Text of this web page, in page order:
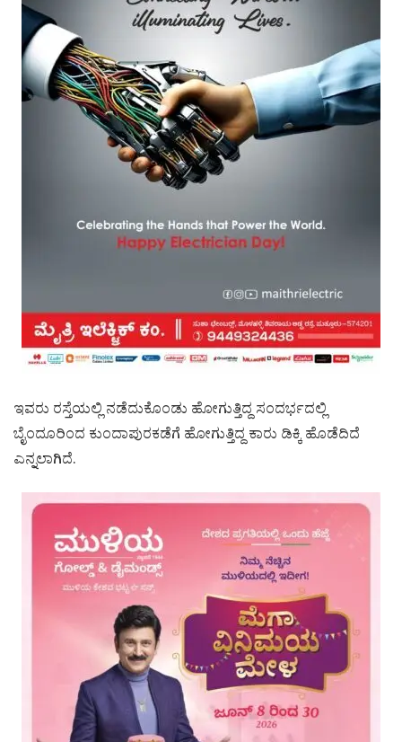
ಇವರು ರಸ್ತೆಯಲ್ಲಿ ನಡೆದುಕೊಂಡು ಹೋಗುತ್ತಿದ್ದ ಸಂದರ್ಭದಲ್ಲಿ
ಬೈಂದೂರಿಂದ ಕುಂದಾಪುರಕಡೆಗೆ ಹೋಗುತ್ತಿದ್ದ ಕಾರು ಡಿಕ್ಕಿ ಹೊಡೆದಿದೆ
ಎನ್ನಲಾಗಿದೆ.